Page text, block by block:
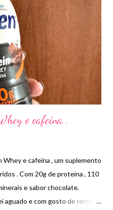
reconstrutor capilar
Cítrico para reparar as ligações
processos químicos, calor ou
busca recuperar a força, a
cabel...
e cafeína .
e cafeína , um suplemento
. Com 20g de proteína , 110
e sabor chocolate.
aguado e com gosto de remédio